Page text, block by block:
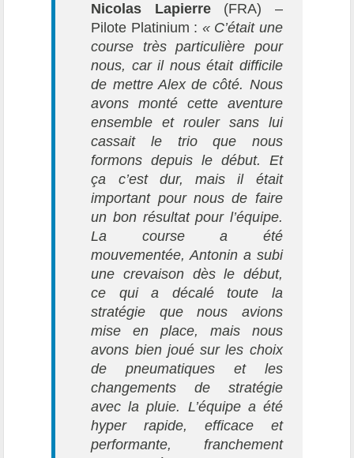
Nicolas Lapierre(FRA) –
Pilote Platinium : « C’était une
course très particulière pour
nous, car il nous était difficile
de mettre Alex de côté. Nous
avons monté cette aventure
ensemble et rouler sans lui
cassait le trio que nous
formons depuis le début. Et
ça c’est dur, mais il était
important pour nous de faire
un bon résultat pour l’équipe.
La course a été
mouvementée, Antonin a subi
une crevaison dès le début,
ce qui a décalé toute la
stratégie que nous avions
mise en place, mais nous
avons bien joué sur les choix
de pneumatiques et les
changements de stratégie
avec la pluie. L’équipe a été
hyper rapide, efficace et
performante, franchement